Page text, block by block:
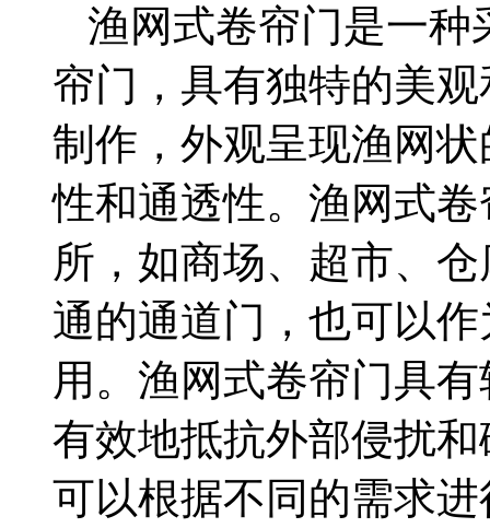
渔网式卷帘门是一种
帘门，具有独特的美
制作，外观呈现渔网
性和通透性。渔网式
所，如商场、超市、
通的通道门，也可以
用。渔网式卷帘门具
有效地抵抗外部侵扰
可以根据不同的需求